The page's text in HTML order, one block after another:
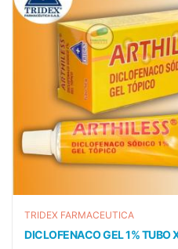
TRIDEX FARMACEUTICA
DICLOFENACO GEL 1% TUBO